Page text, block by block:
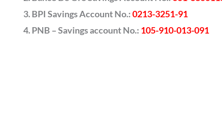
BPI Savings Account No.:0213-3251-91
PNB – Savings account No.: 105-910-013-091